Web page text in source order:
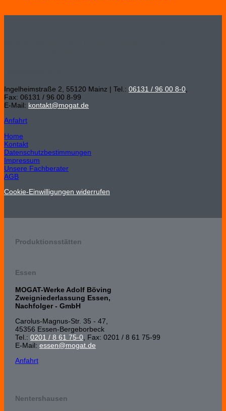
Ingelheimstraße 2, 55120 Mainz | Tel.: 06131 / 96 00 8-0
Fax: 06131 / 96 00 8-99
E-Mail: kontakt@mogat.de
Anfahrt
Home
Kontakt
Datenschutzbestimmungen
Impressum
Unsere Fachberater
AGB
Cookie-Einwilligungen widerrufen
Produktionsstätten
Essen
MOGAT-Werke Adolf Böving
Zweigniederlassung Essen,
Nachfolger - GmbH
Carolus-Magnus-Str. 35 - 47,
45356 Essen-Bergeborbeck
Tel.: 0201 / 8 61 75-0, Fax: 0201 / 8 61 75-99
E-Mail: essen@mogat.de
Anfahrt
Nentershausen